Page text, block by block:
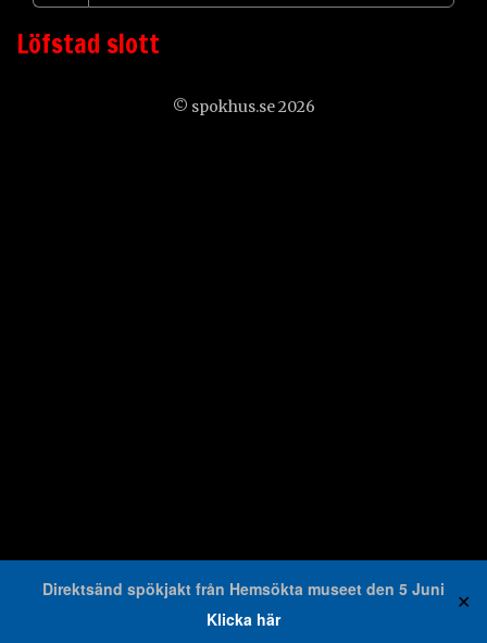
Direktsänd spökjakt från Hemsökta museet den 5 Juni
Klicka här
✕
Löfstad slott
© spokhus.se 2026